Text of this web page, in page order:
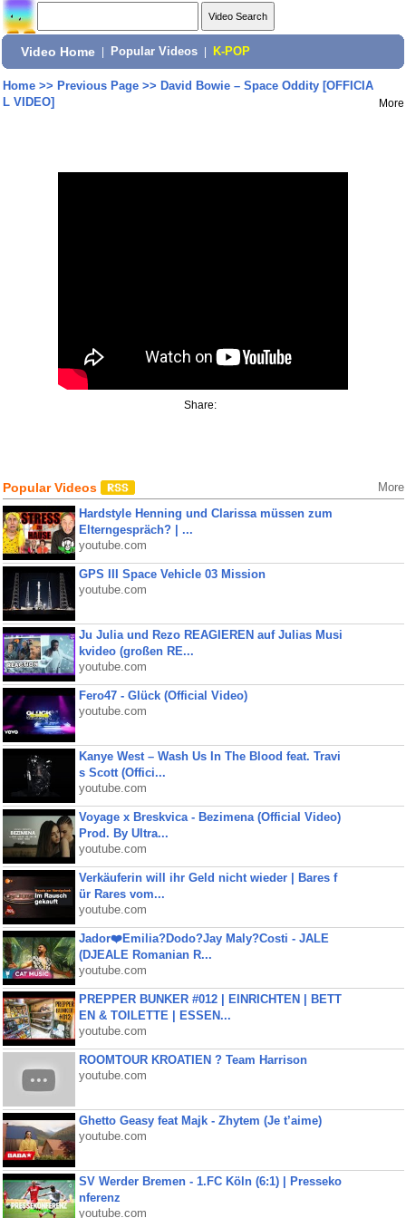
Video Home Popular Videos K-POP
Home>> Previous Page>> David Bowie – Space Oddity [OFFICIA
L VIDEO]
More
Share:
Popular Videos More
Hardstyle Henning und Clarissa müssen zum
Elterngespräch? | ...
youtube.com
GPS III Space Vehicle 03 Mission
youtube.com
Ju Julia und Rezo REAGIEREN auf Julias Musi
kvideo (großen RE...
youtube.com
Fero47 - Glück (Official Video)
youtube.com
Kanye West – Wash Us In The Blood feat. Travi
s Scott (Offici...
youtube.com
Voyage x Breskvica - Bezimena (Official Video)
Prod. By Ultra...
youtube.com
Verkäuferin will ihr Geld nicht wieder | Bares f
ür Rares vom...
youtube.com
Jador❤️Emilia?Dodo?Jay Maly?Costi - JALE
(DJEALE Romanian R...
youtube.com
PREPPER BUNKER #012 | EINRICHTEN | BETT
EN & TOILETTE | ESSEN...
youtube.com
ROOMTOUR KROATIEN ? Team Harrison
youtube.com
Ghetto Geasy feat Majk - Zhytem (Je t’aime)
youtube.com
SV Werder Bremen - 1.FC Köln (6:1) | Presseko
nferenz
youtube.com